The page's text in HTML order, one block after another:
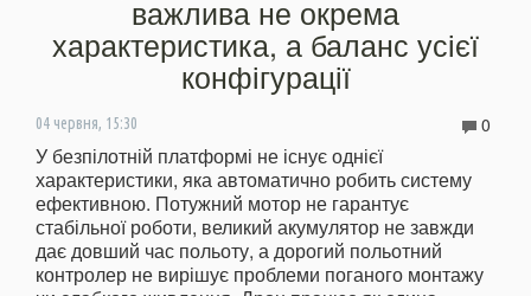
важлива не окрема
характеристика, а баланс усієї
конфігурації
04 червня, 15:30 0
У безпілотній платформі не існує однієї
характеристики, яка автоматично робить систему
ефективною. Потужний мотор не гарантує
стабільної роботи, великий акумулятор не завжди
дає довший час польоту, а дорогий польотний
контролер не вирішує проблеми поганого монтажу